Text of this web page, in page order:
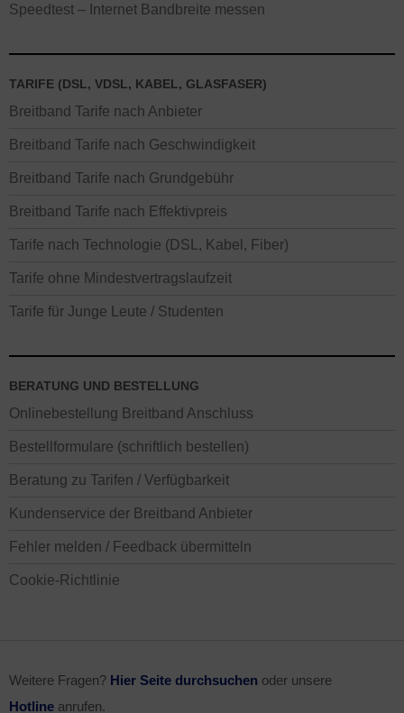
Speedtest – Internet Bandbreite messen
TARIFE (DSL, VDSL, KABEL, GLASFASER)
Breitband Tarife nach Anbieter
Breitband Tarife nach Geschwindigkeit
Breitband Tarife nach Grundgebühr
Breitband Tarife nach Effektivpreis
Tarife nach Technologie (DSL, Kabel, Fiber)
Tarife ohne Mindestvertragslaufzeit
Tarife für Junge Leute / Studenten
BERATUNG UND BESTELLUNG
Onlinebestellung Breitband Anschluss
Bestellformulare (schriftlich bestellen)
Beratung zu Tarifen / Verfügbarkeit
Kundenservice der Breitband Anbieter
Fehler melden / Feedback übermitteln
Cookie-Richtlinie
Weitere Fragen? Hier Seite durchsuchen oder unsere
Hotline anrufen.